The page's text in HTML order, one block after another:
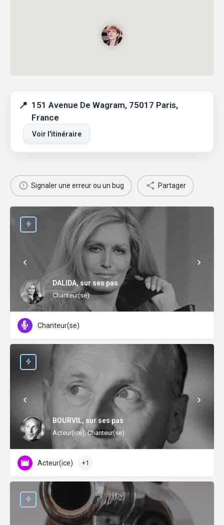
151 Avenue De Wagram, 75017 Paris,
France
Voir l'itinéraire
Signaler une erreur ou un bug Partager
DALIDA, sur ses pas
Chanteur(se)
Chanteur(se)
BOURVIL, sur ses pas
Acteur(ice), Chanteur(se)
Acteur(ice) +1